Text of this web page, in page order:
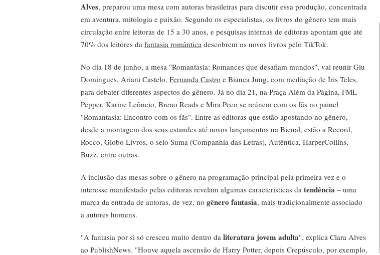
Alves, preparou uma mesa com autoras brasileiras para discutir essa produção, concentrada
em aventura, mitologia e paixão. Segundo os especialistas, os livros do gênero tem mais
circulação entre leitoras de 15 a 30 anos, e pesquisas internas de editoras apontam que até
70% dos leitores da fantasia romântica descobrem os novos livros pelo TikTok.
No dia 18 de junho, a mesa "Romantasia: Romances que desafiam mundos", vai reunir Giu
Domingues, Ariani Castelo, Fernanda Castro e Bianca Jung, com mediação de Íris Teles,
para debater diferentes aspectos do gênero. Já no dia 21, na Praça Além da Página, FML
Pepper, Karine Leôncio, Breno Reads e Mira Peco se reúnem com os fãs no painel
"Romantasia: Encontro com os fãs". Entre as editoras que estão apostando no gênero,
desde a montagem dos seus estandes até novos lançamentos na Bienal, estão a Record,
Rocco, Globo Livros, o selo Suma (Companhia das Letras), Autêntica, HarperCollins,
Buzz, entre outras.
A inclusão das mesas sobre o gênero na programação principal pela primeira vez e o
interesse manifestado pelas editoras revelam algumas características da tendência – uma
marca da entrada de autoras, de vez, no gênero fantasia, mais tradicionalmente associado
a autores homens.
"A fantasia por si só cresceu muito dentro da literatura jovem adulta", explica Clara Alves
ao PublishNews. "Houve aquela ascensão de Harry Potter, depois Crepúsculo, por exemplo,